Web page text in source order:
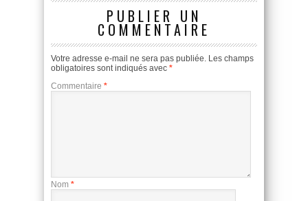
PUBLIER UN
COMMENTAIRE
Votre adresse e-mail ne sera pas publiée. Les champs
obligatoires sont indiqués avec *
Commentaire *
Nom *